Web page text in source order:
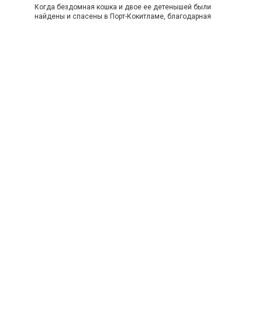
Когда бездомная кошка и двое ее детенышей были
найдены и спасены в Порт-Кокитламе, благодарная